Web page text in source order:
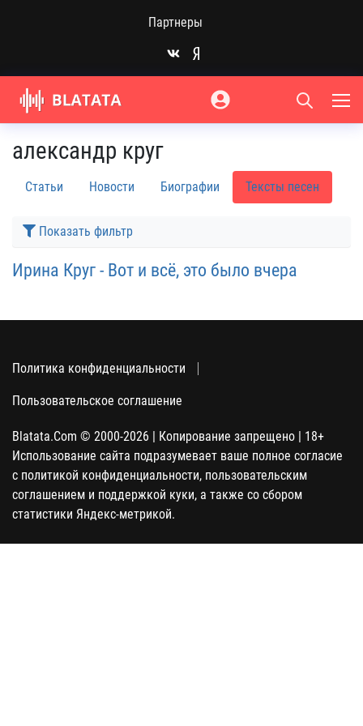
Партнеры
александр круг
Статьи Новости Биографии Тексты песен
Показать фильтр
Ирина Круг - Вот и всё, это было вчера
Политика конфиденциальности
Пользовательское соглашение
Blatata.Com © 2000-2026 | Копирование запрещено | 18+
Использование сайта подразумевает ваше полное согласие
с политикой конфиденциальности, пользовательским
соглашением и поддержкой куки, а также со сбором
статистики Яндекс-метрикой.